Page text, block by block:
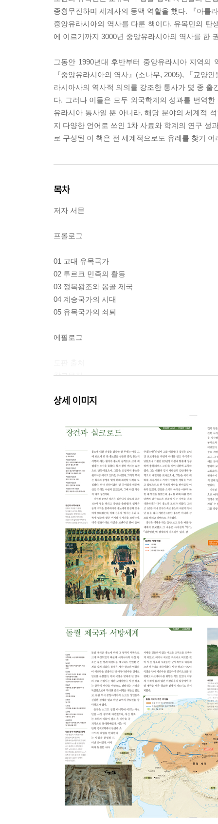
종횡무진하며 세계사의 동맥 역할을 했다. 『아틀
중앙유라시아의 역사를 다룬 책이다. 유목민의
에 이르기까지 3000년 중앙유라시아의 역사를 한
그동안 1990년대 후반부터 중앙유라시아 지역
『중앙유라시아의 역사』(소나무, 2005), 『교양
라시아사의 역사적 의의를 강조한 통사가 몇 종
다. 그러나 이들은 모두 외국학계의 성과를 번역
유라시아 통사일 뿐 아니라, 해당 분야의 세계적
지 다양한 언어로 쓰인 1차 사료와 학계의 연구 성
로 구성된 이 책은 전 세계적으로도 유례를 찾기
목차
저자 서문
프롤로그
01 고대 유목국가
02 투르크 민족의 활동
03 정복왕조와 몽골 제국
04 계승국가의 시대
05 유목국가의 쇠퇴
에필로그
참고문헌
상세 이미지